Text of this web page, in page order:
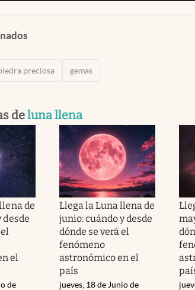
preciosa gemas
deluna llena
de
desde
el
de
Llega la Luna llena de
junio: cuándo y desde
dónde se verá el
fenómeno
astronómico en el
país
jueves, 18 de Junio de